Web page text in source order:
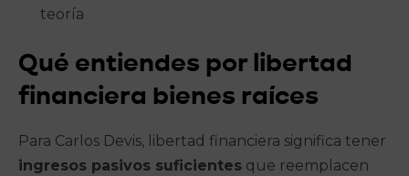
teoría
Qué entiendes por libertad
financiera bienes raíces
Para Carlos Devis, libertad financiera significa tener
ingresos pasivos suficientes que reemplacen